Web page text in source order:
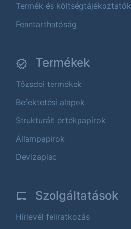
Termék és költségtájékoztatók
Fenntarthatóság
Termékek
Tőzsdei termékek
Befektetési alapok
Strukturált értékpapírok
Állampapírok
Devizapiac
Szolgáltatások
Hírlevél feliratkozás